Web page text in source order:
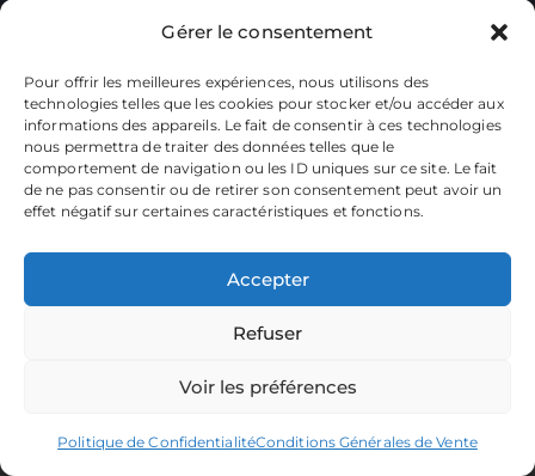
Gérer le consentement
Pour offrir les meilleures expériences, nous utilisons des
technologies telles que les cookies pour stocker et/ou accéder aux
informations des appareils. Le fait de consentir à ces technologies
nous permettra de traiter des données telles que le
comportement de navigation ou les ID uniques sur ce site. Le fait
de ne pas consentir ou de retirer son consentement peut avoir un
effet négatif sur certaines caractéristiques et fonctions.
Accepter
Refuser
Voir les préférences
Politique de ConfidentialitéConditions Générales de Vente